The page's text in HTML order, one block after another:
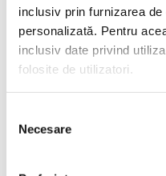
inclusiv prin furnizarea
personalizată. Pentru
inclusiv date privind
folosite de utilizatori.
consimțământului
Necesare
Acizi grași saturați:
Glucide:16,94 g din
Zaharuri:3,20 g
Proteine: